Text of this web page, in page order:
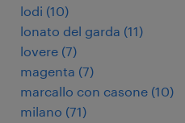
lodi (10)
lonato del garda (11)
lovere (7)
magenta (7)
marcallo con casone (10)
milano (71)